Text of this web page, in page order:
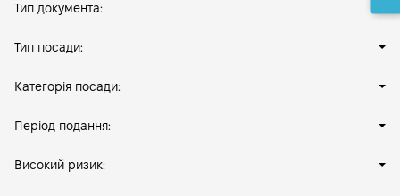
Тип документа:
Тип посади:
Категорія посади:
Період подання:
Високий ризик: